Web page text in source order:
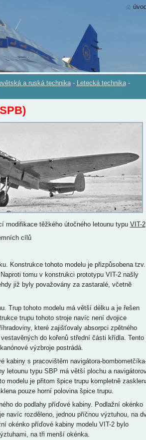
a ruská technika - Letecká technika -
modifikace těžkého útočného letounu typu VIT-2
cílů
Konstrukce tohoto modelu je přizpůsobena tzv.
tomu v konstrukci prototypu VIT-2 našly
již byly považovány za zastaralé, včetně
Trup tohoto modelu má větší délku a je řešen
trupu tohoto stroje navíc není dvojice
které zajišťovaly absorpci zpětného
do kořenů střední části křídla. Tento
výzbroje postrádá.
kabiny s pracovištěm navigátora-
letounu typu SBP má větší plochu a
modelu je přitom špice trupu kompletně
pouze horní polovina špice trupu.
do podlahy příďové kabiny. Podlažní okénko
navíc rozděleno, jednou příčnou výztuhou, na
okénko příďové kabiny modelu VIT-2 bylo
na tři menší okénka.